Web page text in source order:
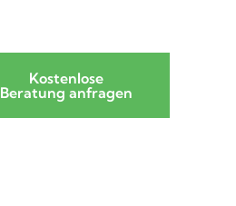
Kostenlose
Beratung anfragen